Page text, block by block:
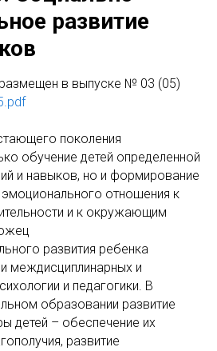
развитие
в выпуске № 03 (05)
поколения
обучение детей определенной
и навыков, но и формирование
отношения к
и к окружающим
развития ребенка
междисциплинарных и
и педагогики. В
образовании развитие
детей – обеспечение их
развитие